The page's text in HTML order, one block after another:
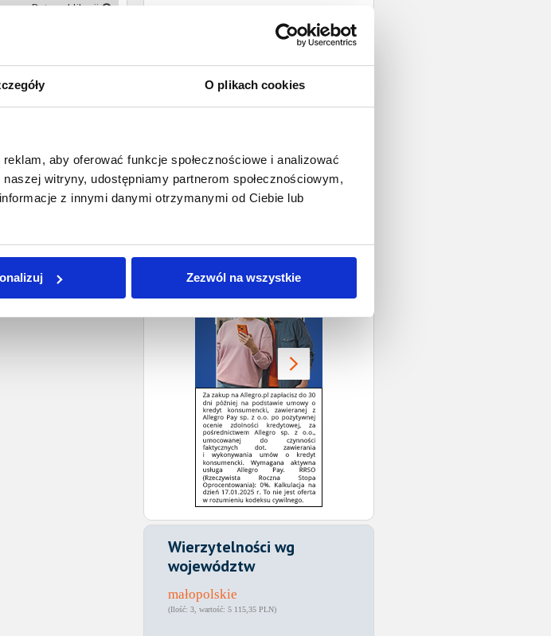
O plikach cookies
aby oferować funkcje społecznościowe i analizować
witryny, udostępniamy partnerom społecznościowym,
z innymi danymi otrzymanymi od Ciebie lub
Zezwól na wszystkie
Data publikacji
29 lipca 2020
Wierzytelności wg
województw
małopolskie
3 5 115,35 PLN